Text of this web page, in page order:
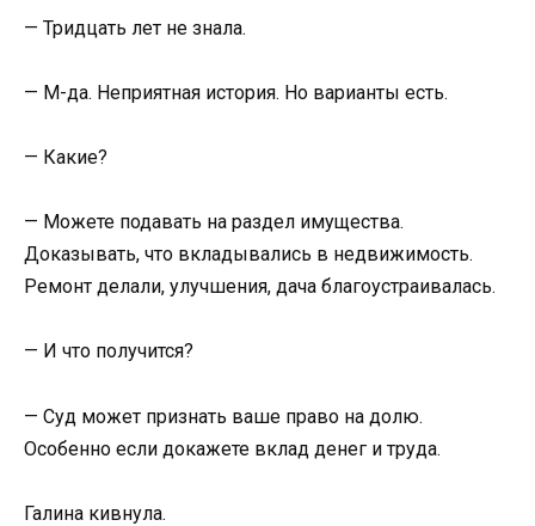
— Тридцать лет не знала.
— М-да. Неприятная история. Но варианты есть.
— Какие?
— Можете подавать на раздел имущества.
Доказывать, что вкладывались в недвижимость.
Ремонт делали, улучшения, дача благоустраивалась.
— И что получится?
— Суд может признать ваше право на долю.
Особенно если докажете вклад денег и труда.
Галина кивнула.